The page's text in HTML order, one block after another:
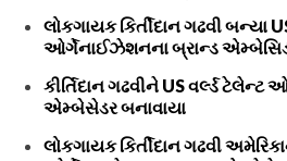
લોકગાયક કિર્તીદાન ગઢવી બન્યા
ઓર્ગેનાઈઝેશનના બ્રાન્ડ
કીર્તિદાન ગઢવીને US વર્લ્ડ
એમ્બેસેડર બનાવાયા
લોકગાયક કિર્તીદાન ગઢવી